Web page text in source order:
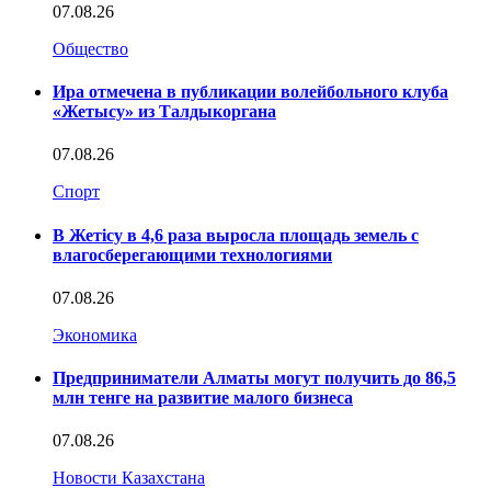
07.08.26
Общество
Ира отмечена в публикации волейбольного клуба
«Жетысу» из Талдыкоргана
07.08.26
Спорт
В Жетісу в 4,6 раза выросла площадь земель с
влагосберегающими технологиями
07.08.26
Экономика
Предприниматели Алматы могут получить до 86,5
млн тенге на развитие малого бизнеса
07.08.26
Новости Казахстана